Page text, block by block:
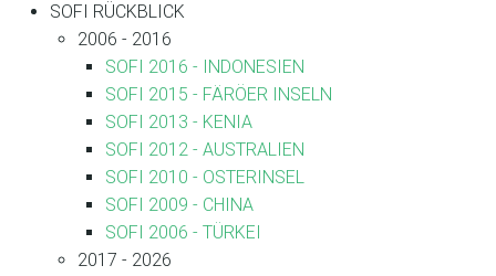
SOFI RÜCKBLICK
2006 - 2016
SOFI 2016 - INDONESIEN
SOFI 2015 - FÄRÖER INSELN
SOFI 2013 - KENIA
SOFI 2012 - AUSTRALIEN
SOFI 2010 - OSTERINSEL
SOFI 2009 - CHINA
SOFI 2006 - TÜRKEI
2017 - 2026